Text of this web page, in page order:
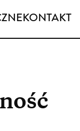
KONTAKT